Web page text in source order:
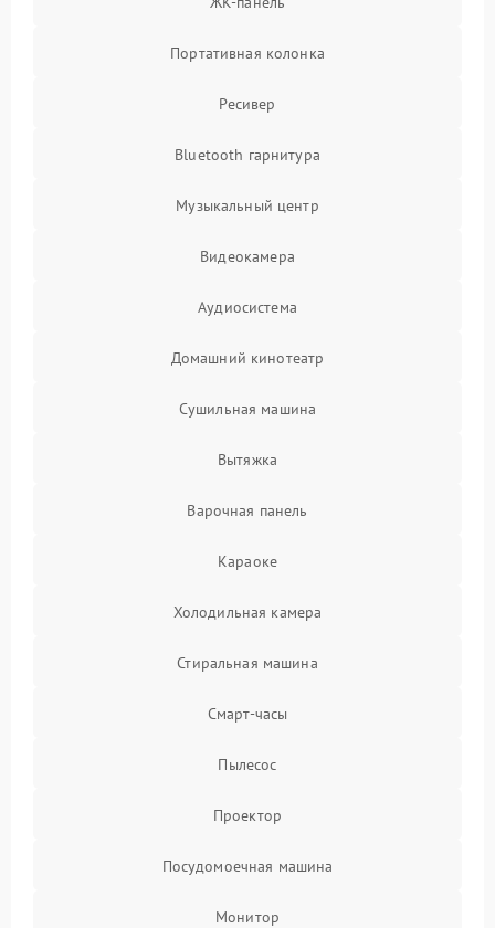
Портативная колонка
Ресивер
Bluetooth гарнитура
Музыкальный центр
Видеокамера
Аудиосистема
Домашний кинотеатр
Сушильная машина
Вытяжка
Варочная панель
Караоке
Холодильная камера
Стиральная машина
Смарт-часы
Пылесос
Проектор
Посудомоечная машина
Монитор